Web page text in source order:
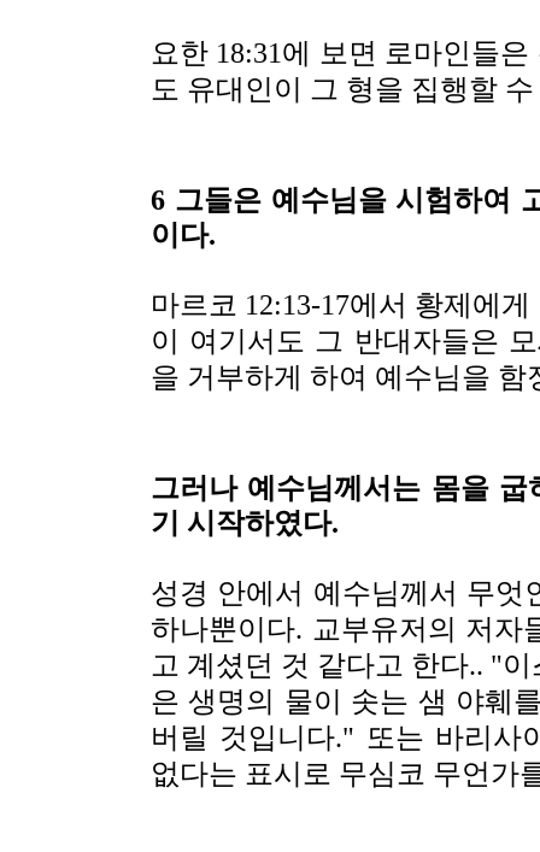
요한 18:31에 보면 로마인들
도 유대인이 그 형을 집행할
6 그들은 예수님을 시험하여
이다.
마르코 12:13-17에서 황제에
이 여기서도 그 반대자들은
을 거부하게 하여 예수님을 함
그러나 예수님께서는 몸을
기 시작하였다.
성경 안에서 예수님께서 무엇
하나뿐이다. 교부유저의 저자
고 계셨던 것 같다고 한다.. "
은 생명의 물이 솟는 샘 야훼
버릴 것입니다." 또는 바리사
없다는 표시로 무심코 무언가